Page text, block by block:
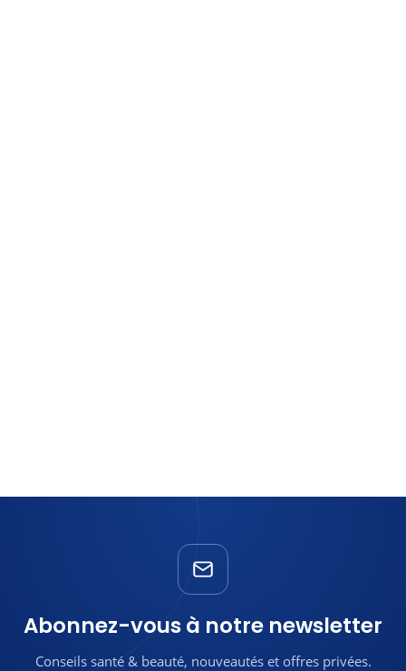
Abonnez-vous à notre newsletter
Conseils santé & beauté, nouveautés et offres privées.